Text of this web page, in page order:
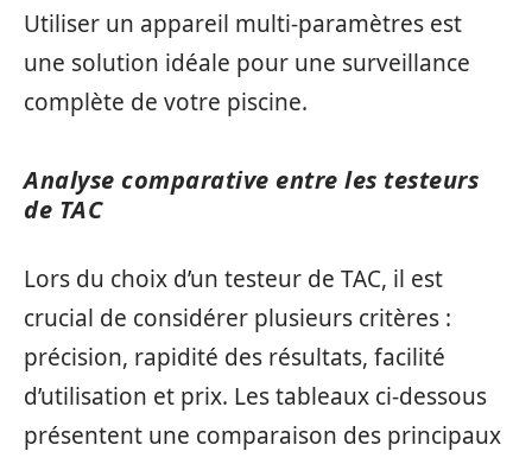
Utiliser un appareil multi-paramètres est
une solution idéale pour une surveillance
complète de votre piscine.
Analyse comparative entre les testeurs
de TAC
Lors du choix d’un testeur de TAC, il est
crucial de considérer plusieurs critères :
précision, rapidité des résultats, facilité
d’utilisation et prix. Les tableaux ci-dessous
présentent une comparaison des principaux